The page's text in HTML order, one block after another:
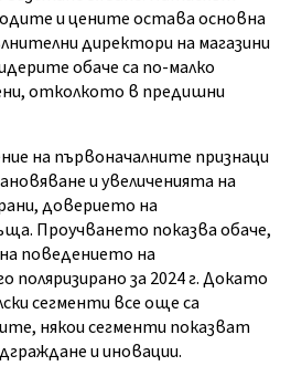
и цените остава основна
директори на магазини
обаче са по-малко
отколкото в предишни
на първоначалните признаци
и увеличенията на
доверието на
Проучването показва обаче,
поведението на
за 2024 г. Докато
сегменти все още са
някои сегменти показват
и иновации.